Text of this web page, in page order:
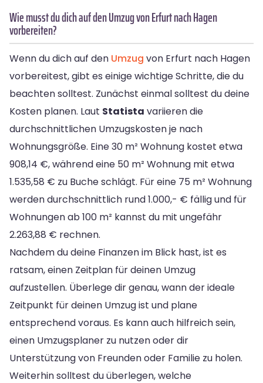
Wie musst du dich auf den Umzug von Erfurt nach Hagen
vorbereiten?
Wenn du dich auf den Umzug von Erfurt nach Hagen
vorbereitest, gibt es einige wichtige Schritte, die du
beachten solltest. Zunächst einmal solltest du deine
Kosten planen. Laut Statista variieren die
durchschnittlichen Umzugskosten je nach
Wohnungsgröße. Eine 30 m² Wohnung kostet etwa
908,14 €, während eine 50 m² Wohnung mit etwa
1.535,58 € zu Buche schlägt. Für eine 75 m² Wohnung
werden durchschnittlich rund 1.000,- € fällig und für
Wohnungen ab 100 m² kannst du mit ungefähr
2.263,88 € rechnen.
Nachdem du deine Finanzen im Blick hast, ist es
ratsam, einen Zeitplan für deinen Umzug
aufzustellen. Überlege dir genau, wann der ideale
Zeitpunkt für deinen Umzug ist und plane
entsprechend voraus. Es kann auch hilfreich sein,
einen Umzugsplaner zu nutzen oder dir
Unterstützung von Freunden oder Familie zu holen.
Weiterhin solltest du überlegen, welche